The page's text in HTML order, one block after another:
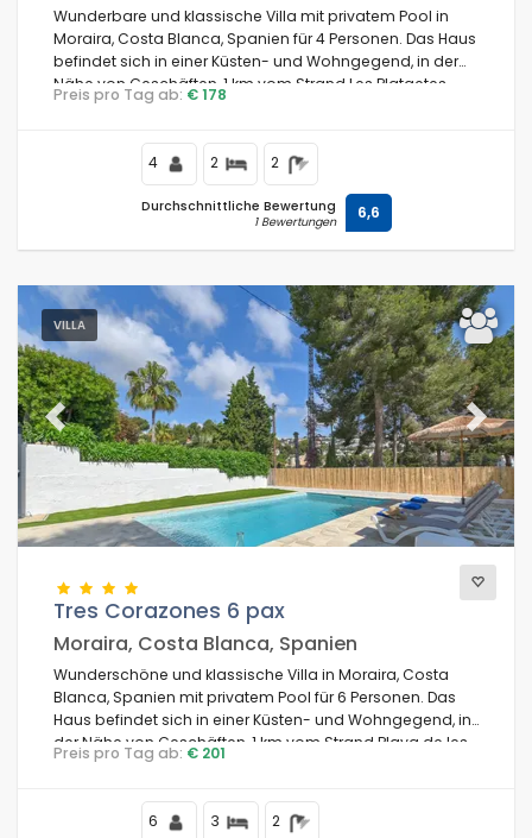
Wunderbare und klassische Villa mit privatem Pool in
Moraira, Costa Blanca, Spanien für 4 Personen. Das Haus
befindet sich in einer Küsten- und Wohngegend, in der
Nähe von Geschäften, 1 km vom Strand Les Platgetes
und 1 km vom Mittelmeer entfernt.
Preis pro Tag ab: € 178
4 2 2
Durchschnittliche Bewertung
1 Bewertungen 6,6
VILLA
Previous Next
Tres Corazones 6 pax
Moraira, Costa Blanca, Spanien
Wunderschöne und klassische Villa in Moraira, Costa
Blanca, Spanien mit privatem Pool für 6 Personen. Das
Haus befindet sich in einer Küsten- und Wohngegend, in
der Nähe von Geschäften, 1 km vom Strand Playa de les
Playetes und 1 km vom Mittelmeer entfernt.
Preis pro Tag ab: € 201
6 3 2